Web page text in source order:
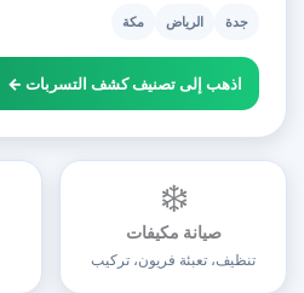
جدة الرياض مكة
اذهب إلى تصنيف كشف التسربات ←
❄️
صيانة مكيفات
تنظيف، تعبئة فريون، تركيب